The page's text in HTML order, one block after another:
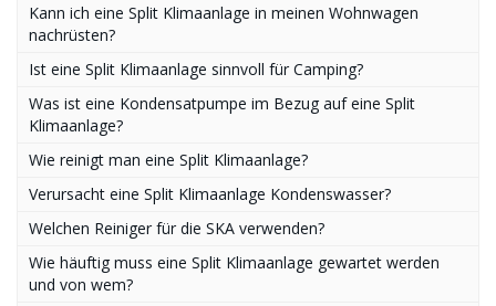
Kann ich eine Split Klimaanlage in meinen Wohnwagen
nachrüsten?
Ist eine Split Klimaanlage sinnvoll für Camping?
Was ist eine Kondensatpumpe im Bezug auf eine Split
Klimaanlage?
Wie reinigt man eine Split Klimaanlage?
Verursacht eine Split Klimaanlage Kondenswasser?
Welchen Reiniger für die SKA verwenden?
Wie häuftig muss eine Split Klimaanlage gewartet werden
und von wem?